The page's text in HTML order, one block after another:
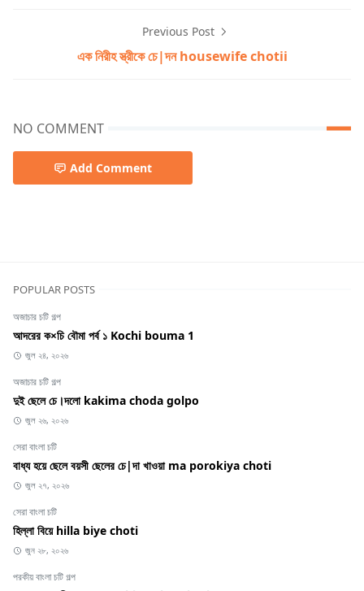
Previous Post
এক নিরীহ স্ত্রীকে চে|দন housewife chotii
NO COMMENT
Add Comment
POPULAR POSTS
অজাচার চটি গল্প
আদরের ক×চি বৌমা পর্ব ১ Kochi bouma 1
জুল ২৪, ২০২৬
অজাচার চটি গল্প
দুই ছেলে চে।দলো kakima choda golpo
জুল ২৬, ২০২৬
সেরা বাংলা চটি
বাধ্য হয়ে ছেলে বয়সী ছেলের চে|দা খাওয়া ma porokiya choti
জুল ২৭, ২০২৬
সেরা বাংলা চটি
হিল্লা বিয়ে hilla biye choti
জুন ২৮, ২০২৬
পরকীয় বাংলা চটি গল্প